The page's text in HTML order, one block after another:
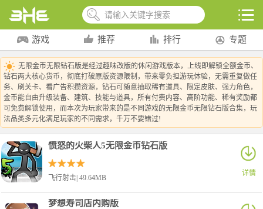
游戏 推荐 排行 专题
无限金币无限钻石版是经过趣味改版的休闲游戏版本，上线即解锁全额金币、
钻石两大核心货币，彻底打破原版资源限制，带来零负担游玩体验，无需重复做任
务、刷关卡、看广告积攒资源，钻石可随意抽取稀有道具、限定皮肤、强力角色，
金币能自由升级装备、建筑、技能与道具，所有付费内容、高阶功能、稀有奖励都
可免费解锁使用，而本次为玩家带来的是不同游戏的无限金币无限钻石版合集，玩
法品类多元化满足玩家的不同需求，千万不要错过!
详情
愤怒的火柴人5无限金币钻石版
飞行射击| 49.64MB
梦想寿司店内购版